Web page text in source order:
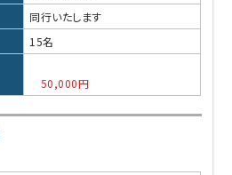
同行いたします
15名
50,000円